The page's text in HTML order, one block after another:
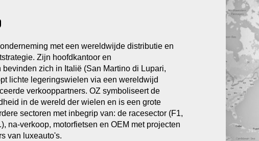
met een wereldwijde distributie en
Zijn hoofdkantoor en
zich in Italië (San Martino di Lupari,
lichte legeringswielen via een wereldwijd
verkooppartners. OZ symboliseert de
in de wereld der wielen en is een grote
sectoren met inbegrip van: de racesector (F1,
na-verkoop, motorfietsen en OEM met projecten
van luxeauto's.